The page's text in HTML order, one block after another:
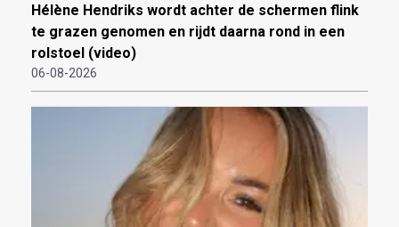
Hélène Hendriks wordt achter de schermen flink
te grazen genomen en rijdt daarna rond in een
rolstoel (video)
06-08-2026